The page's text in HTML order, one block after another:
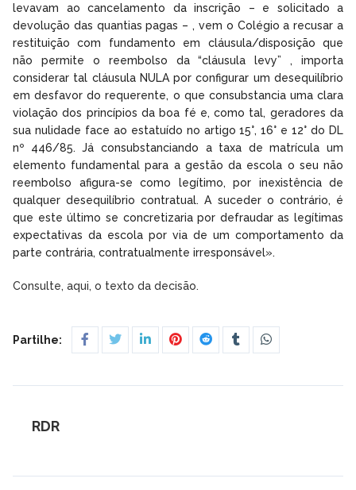
levavam ao cancelamento da inscrição – e solicitado a
devolução das quantias pagas – , vem o Colégio a recusar a
restituição com fundamento em cláusula/disposição que
não permite o reembolso da “cláusula levy” , importa
considerar tal cláusula NULA por configurar um desequilíbrio
em desfavor do requerente, o que consubstancia uma clara
violação dos princípios da boa fé e, como tal, geradores da
sua nulidade face ao estatuído no artigo 15°, 16° e 12° do DL
nº 446/85. Já consubstanciando a taxa de matrícula um
elemento fundamental para a gestão da escola o seu não
reembolso afigura-se como legítimo, por inexistência de
qualquer desequilíbrio contratual. A suceder o contrário, é
que este último se concretizaria por defraudar as legítimas
expectativas da escola por via de um comportamento da
parte contrária, contratualmente irresponsável».
Consulte, aqui, o texto da decisão.
Partilhe:
RDR